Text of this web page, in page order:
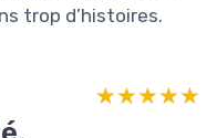
trop d’histoires.
★★★★★
★★★★★